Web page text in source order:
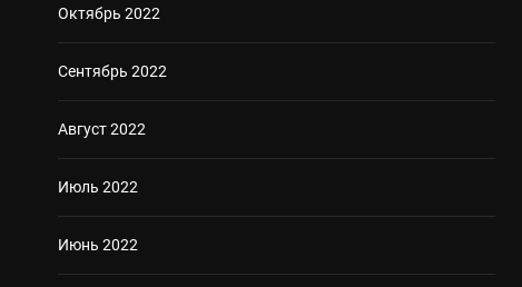
Октябрь 2022
Сентябрь 2022
Август 2022
Июль 2022
Июнь 2022